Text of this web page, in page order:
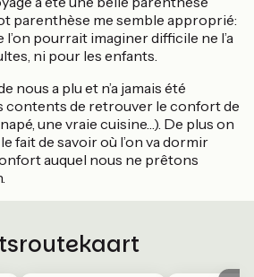
parenthèse me semble approprié:
l’on pourrait imaginer difficile ne l’a
ni pour les enfants.
nous a plu et n’a jamais été
contents de retrouver le confort de
une vraie cuisine…). De plus on
fait de savoir où l’on va dormir
auquel nous ne prêtons